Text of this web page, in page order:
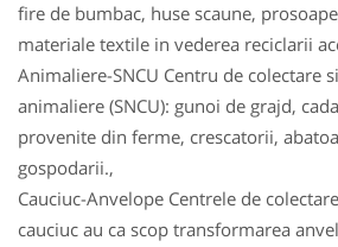
fire de bumbac, huse scaune,
materiale textile in vederea reciclarii
Animaliere-SNCU Centru de colectare
animaliere (SNCU): gunoi de grajd,
provenite din ferme, crescatorii,
gospodarii.,
Cauciuc-Anvelope Centrele de
cauciuc au ca scop transformarea